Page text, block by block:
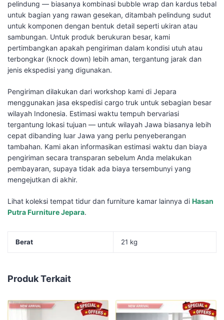
pelindung — biasanya kombinasi bubble wrap dan kardus tebal
untuk bagian yang rawan gesekan, ditambah pelindung sudut
untuk komponen dengan bentuk detail seperti ukiran atau
sambungan. Untuk produk berukuran besar, kami
pertimbangkan apakah pengiriman dalam kondisi utuh atau
terbongkar (knock down) lebih aman, tergantung jarak dan
jenis ekspedisi yang digunakan.
Pengiriman dilakukan dari workshop kami di Jepara
menggunakan jasa ekspedisi cargo truk untuk sebagian besar
wilayah Indonesia. Estimasi waktu tempuh bervariasi
tergantung lokasi tujuan — untuk wilayah Jawa biasanya lebih
cepat dibanding luar Jawa yang perlu penyeberangan
tambahan. Kami akan informasikan estimasi waktu dan biaya
pengiriman secara transparan sebelum Anda melakukan
pembayaran, supaya tidak ada biaya tersembunyi yang
mengejutkan di akhir.
Lihat koleksi tempat tidur dan furniture kamar lainnya di Hasan
Putra Furniture Jepara.
Berat 21 kg
Produk Terkait